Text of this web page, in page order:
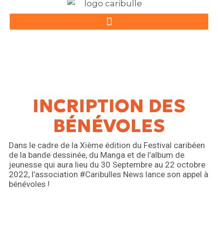
contenu
INCRIPTION DES
BÉNÉVOLES
Dans le cadre de la Xième édition du Festival caribéen
de la bande dessinée, du Manga et de l’album de
jeunesse qui aura lieu du 30 Septembre au 22 octobre
2022, l’association #Caribulles News lance son appel à
bénévoles !